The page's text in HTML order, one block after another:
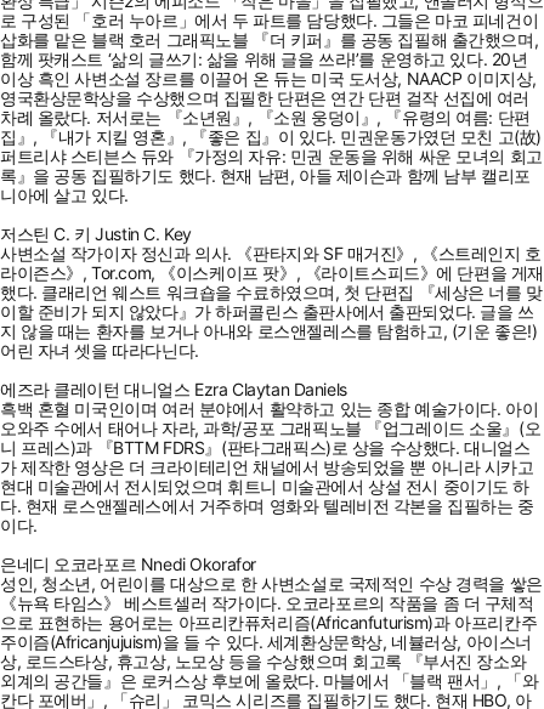
로 구성된 「호러 누아르」에서 두 파트를 담당했다. 그들은 마코 피네건이
삽화를 맡은 블랙 호러 그래픽노블 『더 키퍼』를 공동 집필해 출간했으며,
함께 팟캐스트 ‘삶의 글쓰기: 삶을 위해 글을 쓰라!’를 운영하고 있다. 20년
이상 흑인 사변소설 장르를 이끌어 온 듀는 미국 도서상, NAACP 이미지상,
영국환상문학상을 수상했으며 집필한 단편은 연간 단편 걸작 선집에 여러
차례 올랐다. 저서로는 『소년원』, 『소원 웅덩이』, 『유령의 여름: 단편
집』, 『내가 지킬 영혼』, 『좋은 집』이 있다. 민권운동가였던 모친 고(故)
퍼트리샤 스티븐스 듀와 『가정의 자유: 민권 운동을 위해 싸운 모녀의 회고
록』을 공동 집필하기도 했다. 현재 남편, 아들 제이슨과 함께 남부 캘리포
니아에 살고 있다.
저스틴 C. 키 Justin C. Key
사변소설 작가이자 정신과 의사. 《판타지와 SF 매거진》, 《스트레인지 호
라이즌스》, Tor.com, 《이스케이프 팟》, 《라이트스피드》에 단편을 게재
했다. 클래리언 웨스트 워크숍을 수료하였으며, 첫 단편집 『세상은 너를 맞
이할 준비가 되지 않았다』가 하퍼콜린스 출판사에서 출판되었다. 글을 쓰
지 않을 때는 환자를 보거나 아내와 로스앤젤레스를 탐험하고, (기운 좋은!)
어린 자녀 셋을 따라다닌다.
에즈라 클레이턴 대니얼스 Ezra Claytan Daniels
흑백 혼혈 미국인이며 여러 분야에서 활약하고 있는 종합 예술가이다. 아이
오와주 수에서 태어나 자라, 과학/공포 그래픽노블 『업그레이드 소울』(오
니 프레스)과 『BTTM FDRS』(판타그래픽스)로 상을 수상했다. 대니얼스
가 제작한 영상은 더 크라이테리언 채널에서 방송되었을 뿐 아니라 시카고
현대 미술관에서 전시되었으며 휘트니 미술관에서 상설 전시 중이기도 하
다. 현재 로스앤젤레스에서 거주하며 영화와 텔레비전 각본을 집필하는 중
이다.
은네디 오코라포르 Nnedi Okorafor
성인, 청소년, 어린이를 대상으로 한 사변소설로 국제적인 수상 경력을 쌓은
《뉴욕 타임스》 베스트셀러 작가이다. 오코라포르의 작품을 좀 더 구체적
으로 표현하는 용어로는 아프리칸퓨처리즘(Africanfuturism)과 아프리칸주
주이즘(Africanjujuism)을 들 수 있다. 세계환상문학상, 네뷸러상, 아이스너
상, 로드스타상, 휴고상, 노모상 등을 수상했으며 회고록 『부서진 장소와
외계의 공간들』은 로커스상 후보에 올랐다. 마블에서 「블랙 팬서」, 「와
칸다 포에버」, 「슈리」 코믹스 시리즈를 집필하기도 했다. 현재 HBO, 아